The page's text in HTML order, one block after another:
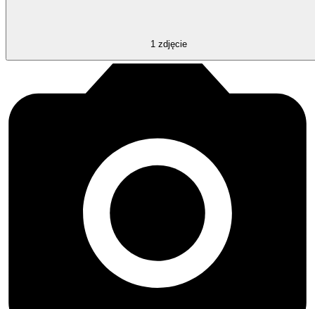
1 zdjęcie